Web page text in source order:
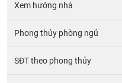
Xem hướng nhà
Phong thủy phòng ngủ
SĐT theo phong thủy